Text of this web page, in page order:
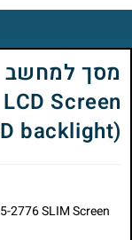
Screen
backlight)